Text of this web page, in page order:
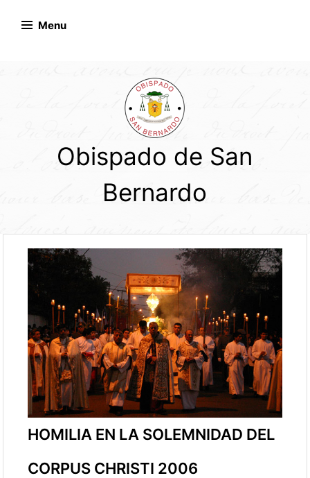
Menu
Obispado de San
Bernardo
HOMILIA EN LA SOLEMNIDAD DEL
CORPUS CHRISTI 2006